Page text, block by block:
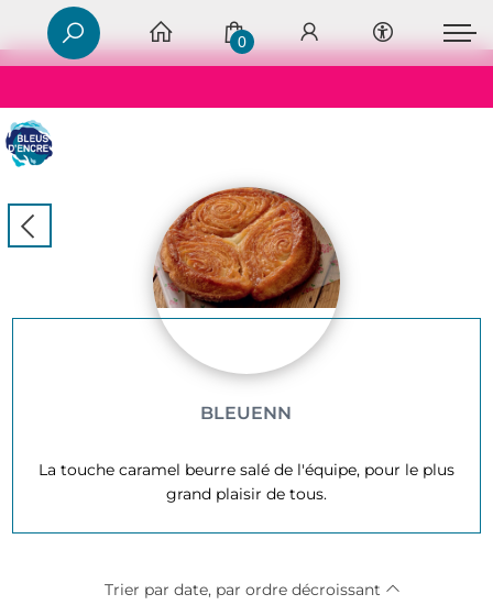
0
BLEUENN
La touche caramel beurre salé de l'équipe, pour le plus
grand plaisir de tous.
Trier par date, par ordre décroissant